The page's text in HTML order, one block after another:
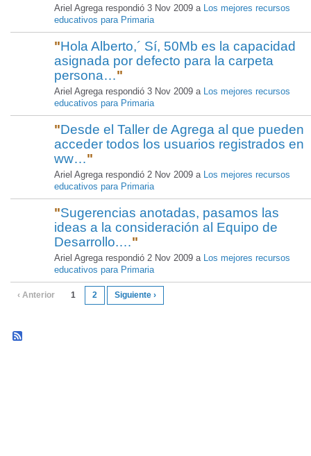
Ariel Agrega respondió 3 Nov 2009 a Los mejores recursos
educativos para Primaria
"Hola Alberto,´ Sí, 50Mb es la capacidad
asignada por defecto para la carpeta
persona…"
Ariel Agrega respondió 3 Nov 2009 a Los mejores recursos
educativos para Primaria
"Desde el Taller de Agrega al que pueden
acceder todos los usuarios registrados en
ww…"
Ariel Agrega respondió 2 Nov 2009 a Los mejores recursos
educativos para Primaria
"Sugerencias anotadas, pasamos las
ideas a la consideración al Equipo de
Desarrollo.…"
Ariel Agrega respondió 2 Nov 2009 a Los mejores recursos
educativos para Primaria
‹ Anterior 1 2 Siguiente ›